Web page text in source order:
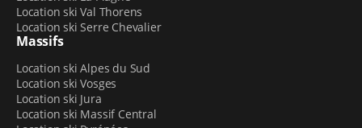
skis alpins pour les enfants
catégories selon l’âge (skis Baby, Junior et Ado) et
selon le niveau (skis bleus, rouges ou noirs).
Via la location en ligne chez Sport 2000 Mountain Shop
by Cuby, on peut aussi
pour adulte, enfant et ado, des
Location ski Val Thorens
Location ski Serre Chevalier
Massifs
Location ski Alpes du Sud
Location ski Vosges
Location ski Jura
Location ski Massif Central